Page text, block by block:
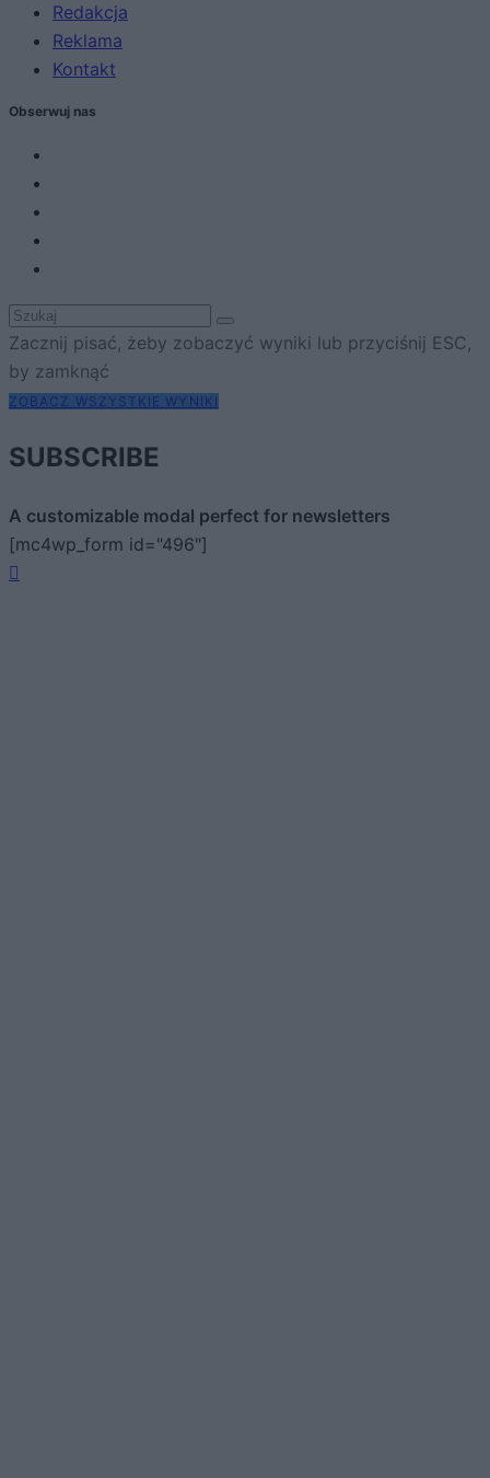
Redakcja
Reklama
Kontakt
Obserwuj nas
Zacznij pisać, żeby zobaczyć wyniki lub przyciśnij ESC,
by zamknąć
ZOBACZ WSZYSTKIE WYNIKI
SUBSCRIBE
A customizable modal perfect for newsletters
[mc4wp_form id="496"]